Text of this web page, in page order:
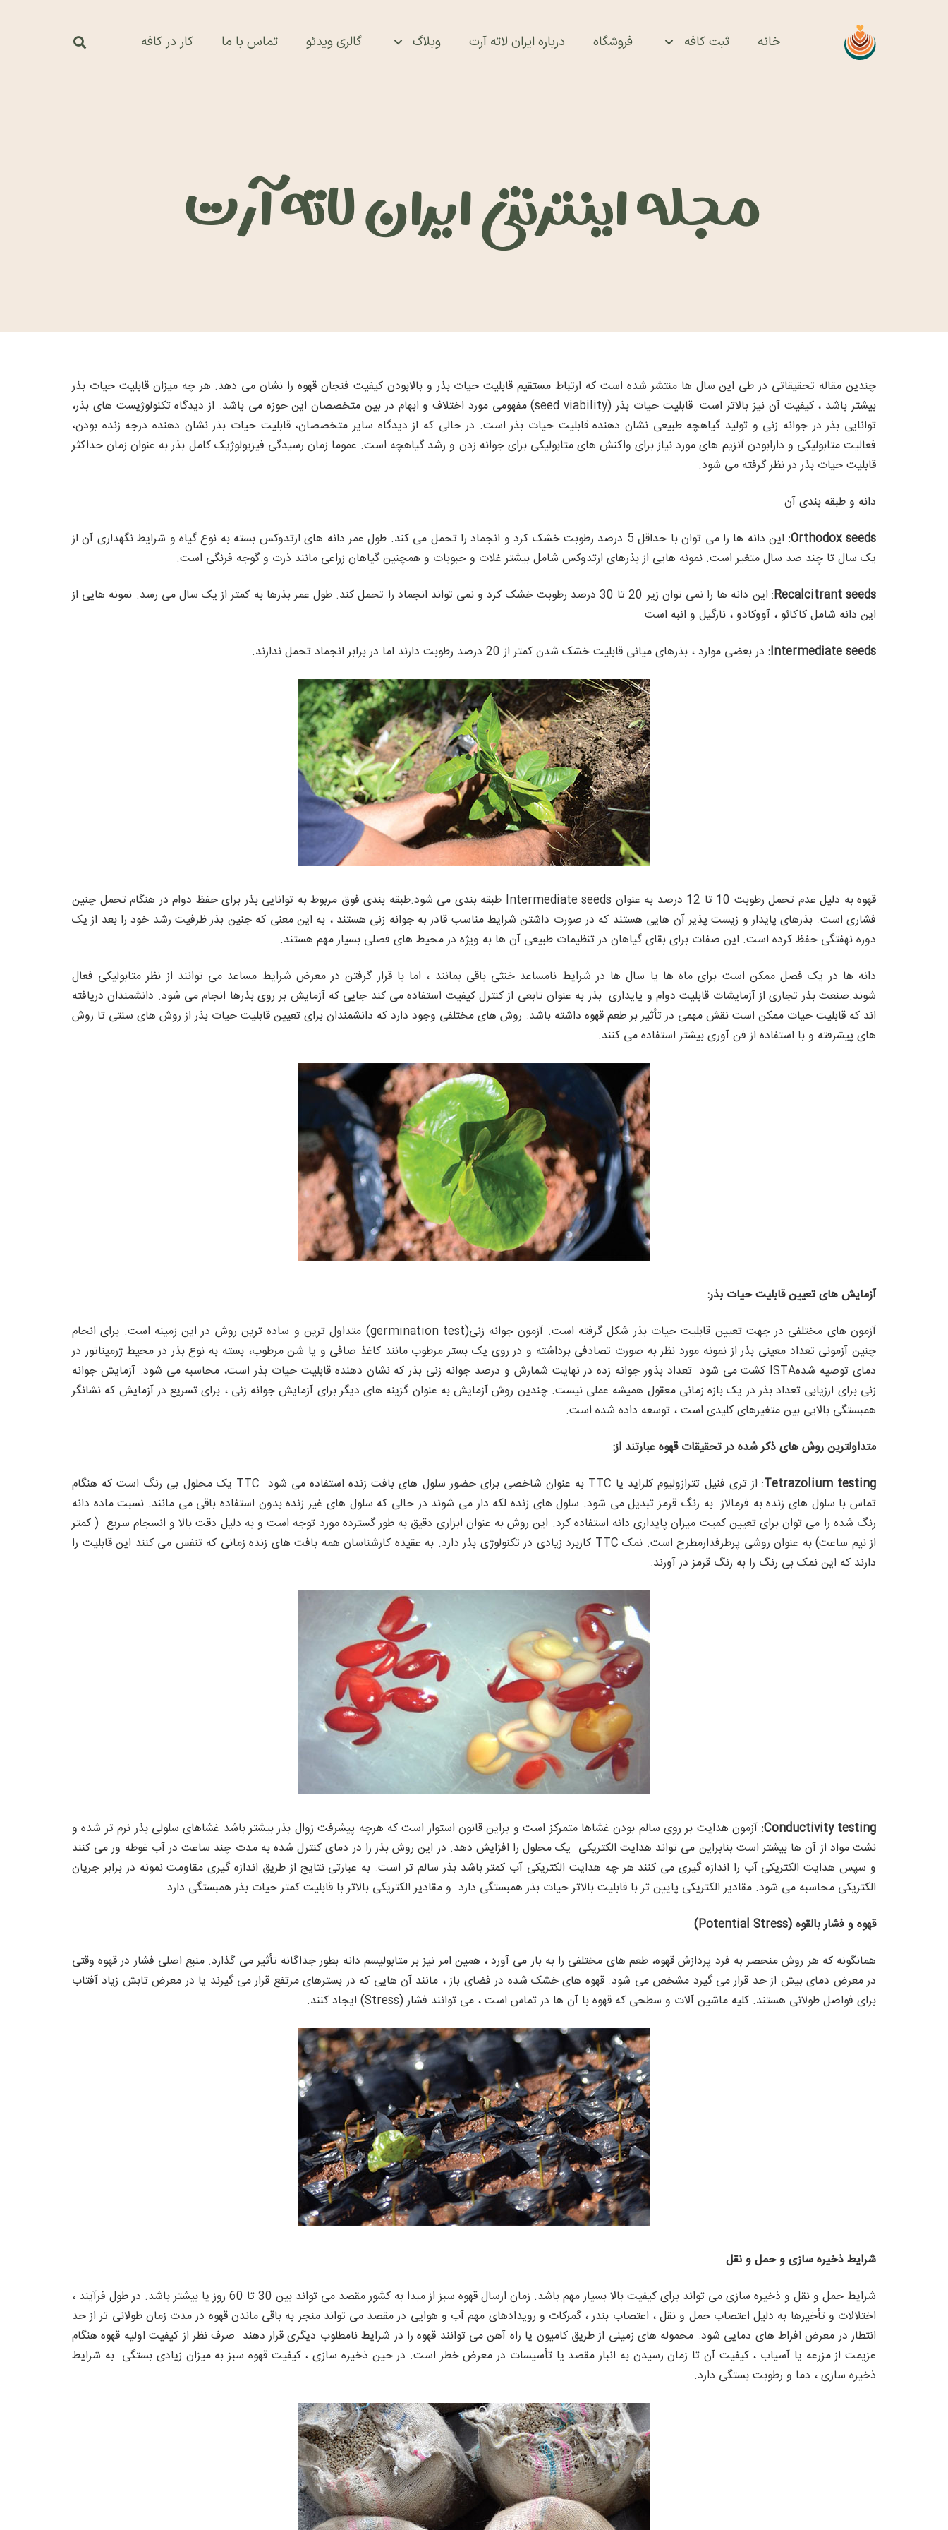
خانه ثبت کافه فروشگاه درباره ایران لاته آرت وبلاگ گالری ویدئو تماس با ما کار در کافه
مجله اینترنتی ایران لاته آرت
چندین مقاله تحقیقاتی در طی این سال ها منتشر شده است که ارتباط مستقیم قابلیت حیات بذر و بالابودن کیفیت فنجان قهوه را نشان می دهد. هر چه میزان قابلیت حیات بذر
بیشتر باشد ، کیفیت آن نیز بالاتر است. قابلیت حیات بذر (seed viability) مفهومی مورد اختلاف و ابهام در بین متخصصان این حوزه می باشد. از دیدگاه تکنولوژیست های بذر،
توانایی بذر در جوانه زنی و تولید گیاهچه طبیعی نشان دهنده قابلیت حیات بذر است. در حالی که از دیدگاه سایر متخصصان، قابلیت حیات بذر نشان دهنده درجه زنده بودن،
فعالیت متابولیکی و دارابودن آنزیم های مورد نیاز برای واکنش های متابولیکی برای جوانه زدن و رشد گیاهچه است. عموما زمان رسیدگی فیزیولوژیک کامل بذر به عنوان زمان حداکثر
قابلیت حیات بذر در نظر گرفته می شود.
دانه و طبقه بندی آن
Orthodox seeds
: این دانه ها را می توان با حداقل 5 درصد رطوبت خشک کرد و انجماد را تحمل می کند. طول عمر دانه های ارتدوکس بسته به نوع گیاه و شرایط نگهداری آن از
یک سال تا چند صد سال متغیر است. نمونه هایی از بذرهای ارتدوکس شامل بیشتر غلات و حبوبات و همچنین گیاهان زراعی مانند ذرت و گوجه فرنگی است.
Recalcitrant seeds
: این دانه ها را نمی توان زیر 20 تا 30 درصد رطوبت خشک کرد و نمی تواند انجماد را تحمل کند. طول عمر بذرها به کمتر از یک سال می رسد. نمونه هایی از
این دانه شامل کاکائو ، آووکادو ، نارگیل و انبه است.
Intermediate seeds: در بعضی موارد ، بذرهای میانی قابلیت خشک شدن کمتر از 20 درصد رطوبت دارند اما در برابر انجماد تحمل ندارند.
قهوه به دلیل عدم تحمل رطوبت 10 تا 12 درصد به عنوان Intermediate seeds طبقه بندی می شود.طبقه بندی فوق مربوط به توانایی بذر برای حفظ دوام در هنگام تحمل چنین
فشاری است. بذرهای پایدار و زیست پذیر آن هایی هستند که در صورت داشتن شرایط مناسب قادر به جوانه زنی هستند ، به این معنی که جنین بذر ظرفیت رشد خود را بعد از یک
دوره نهفتگی حفظ کرده است. این صفات برای بقای گیاهان در تنظیمات طبیعی آن ها به ویژه در محیط های فصلی بسیار مهم هستند.
دانه ها در یک فصل ممکن است برای ماه ها یا سال ها در شرایط نامساعد خنثی باقی بمانند ، اما با قرار گرفتن در معرض شرایط مساعد می توانند از نظر متابولیکی فعال
شوند.صنعت بذر تجاری از آزمایشات قابلیت دوام و پایداری بذر به عنوان تابعی از کنترل کیفیت استفاده می کند جایی که آزمایش بر روی بذرها انجام می شود. دانشمندان دریافته
اند که قابلیت حیات ممکن است نقش مهمی در تأثیر بر طعم قهوه داشته باشد. روش های مختلفی وجود دارد كه دانشمندان برای تعیین قابلیت حیات بذر از روش های سنتی تا روش
های پیشرفته و با استفاده از فن آوری بیشتر استفاده می كنند.
آزمایش های تعیین قابلیت حیات بذر:
آزمون های مختلفی در جهت تعیین قابلیت حیات بذر شکل گرفته است. آزمون جوانه زنی(germination test) متداول ترین و ساده ترین روش در این زمینه است. برای انجام
چنین آزمونی تعداد معینی بذر از نمونه مورد نظر به صورت تصادفی برداشته و در روی یک بستر مرطوب مانند کاغذ صافی و یا شن مرطوب، بسته به نوع بذر در محیط ژرمیناتور در
دمای توصیه شدهISTA کشت می شود. تعداد بذور جوانه زده در نهایت شمارش و درصد جوانه زنی بذر که نشان دهنده قابلیت حیات بذر است، محاسبه می شود. آزمایش جوانه
زنی برای ارزیابی تعداد بذر در یک بازه زمانی معقول همیشه عملی نیست. چندین روش آزمایش به عنوان گزینه های دیگر برای آزمایش جوانه زنی ، برای تسریع در آزمایش که نشانگر
همبستگی بالایی بین متغیرهای کلیدی است ، توسعه داده شده است.
متداولترین روش های ذکر شده در تحقیقات قهوه عبارتند از:
Tetrazolium testing
: از تری فنیل تترازولیوم کلراید یا TTC به عنوان شاخصی برای حضور سلول های بافت زنده استفاده می شود TTC یک محلول بی رنگ است که هنگام
تماس با سلول های زنده به فرمالاز به رنگ قرمز تبدیل می شود. سلول های زنده لکه دار می شوند در حالی که سلول های غیر زنده بدون استفاده باقی می مانند. نسبت ماده دانه
رنگ شده را می توان برای تعیین کمیت میزان پایداری دانه استفاده کرد. این روش به عنوان ابزاری دقیق به طور گسترده مورد توجه است و به دلیل دقت بالا و انسجام سریع ( کمتر
از نیم ساعت) به عنوان روشی پرطرفدارمطرح است. نمک TTC کاربرد زیادی در تکنولوژی بذر دارد. به عقیده کارشناسان همه بافت های زنده زمانی که تنفس می کنند این قابلیت را
دارند که این نمک بی رنگ را به رنگ قرمز در آورند.
Conductivity testing: آزمون هدایت بر روی سالم بودن غشاها متمرکز است و براین قانون استوار است که هرچه پیشرفت زوال بذر بیشتر باشد غشاهای سلولی بذر نرم تر شده و
نشت مواد از آن ها بیشتر است بنابراین می تواند هدایت الکتریکی یک محلول را افزایش دهد. در این روش بذر را در دمای کنترل شده به مدت چند ساعت در آب غوطه ور می کنند
و سپس هدایت الکتریکی آب را اندازه گیری می کنند هر چه هدایت الکتریکی آب کمتر باشد بذر سالم تر است. به عبارتی نتایج از طریق اندازه گیری مقاومت نمونه در برابر جریان
الکتریکی محاسبه می شود. مقادیر الکتریکی پایین تر با قابلیت بالاتر حیات بذر همبستگی دارد و مقادیر الکتریکی بالاتر با قابلیت کمتر حیات بذر همبستگی دارد
قهوه و فشار بالقوه (Potential Stress)
همانگونه که هر روش منحصر به فرد پردازش قهوه، طعم های مختلفی را به بار می آورد ، همین امر نیز بر متابولیسم دانه بطور جداگانه تأثیر می گذارد. منبع اصلی فشار در قهوه وقتی
در معرض دمای بیش از حد قرار می گیرد مشخص می شود. قهوه های خشک شده در فضای باز ، مانند آن هایی که در بسترهای مرتفع قرار می گیرند یا در معرض تابش زیاد آفتاب
برای فواصل طولانی هستند. کلیه ماشین آلات و سطحی که قهوه با آن ها در تماس است ، می توانند فشار (Stress) ایجاد کنند.
شرایط ذخیره سازی و حمل و نقل
شرایط حمل و نقل و ذخیره سازی می تواند برای کیفیت بالا بسیار مهم باشد. زمان ارسال قهوه سبز از مبدا به کشور مقصد می تواند بین 30 تا 60 روز یا بیشتر باشد. در طول فرآیند ،
اختلالات و تأخیرها به دلیل اعتصاب حمل و نقل ، اعتصاب بندر ، گمرکات و رویدادهای مهم آب و هوایی در مقصد می تواند منجر به باقی ماندن قهوه در مدت زمان طولانی تر از حد
انتظار در معرض افراط های دمایی شود. محموله های زمینی از طریق کامیون یا راه آهن می توانند قهوه را در شرایط نامطلوب دیگری قرار دهند. صرف نظر از کیفیت اولیه قهوه هنگام
عزیمت از مزرعه یا آسیاب ، کیفیت آن تا زمان رسیدن به انبار مقصد یا تأسیسات در معرض خطر است. در حین ذخیره سازی ، کیفیت قهوه سبز به میزان زیادی بستگی به شرایط
ذخیره سازی ، دما و رطوبت بستگی دارد.